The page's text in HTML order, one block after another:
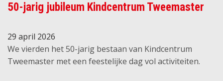
50-jarig jubileum Kindcentrum Tweemaster
29 april 2026
We vierden het 50-jarig bestaan van Kindcentrum
Tweemaster met een feestelijke dag vol activiteiten.